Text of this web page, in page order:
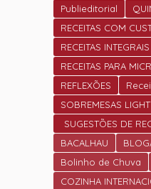
Publieditorial
RECEITAS COM
RECEITAS INTEGRAIS
RECEITAS PARA
REFLEXÕES
SOBREMESAS LIGHT
SUGESTÕES DE
BACALHAU
Bolinho de Chuva
COZINHA